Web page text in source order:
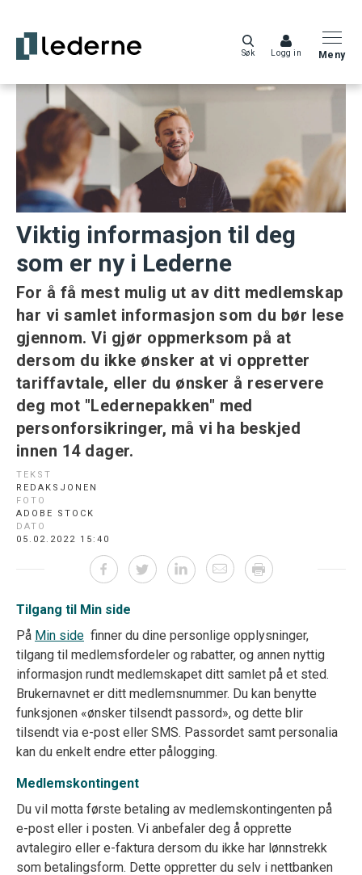
Søk Logg in Meny
Viktig informasjon til deg
som er ny i Lederne
For å få mest mulig ut av ditt medlemskap
har vi samlet informasjon som du bør lese
gjennom. Vi gjør oppmerksom på at
dersom du ikke ønsker at vi oppretter
tariffavtale, eller du ønsker å reservere
deg mot "Ledernepakken" med
personforsikringer, må vi ha beskjed
innen 14 dager.
TEKST
REDAKSJONEN
FOTO
ADOBE STOCK
DATO
05.02.2022 15:40
Tilgang til Min side
På Min side finner du dine personlige opplysninger,
tilgang til medlemsfordeler og rabatter, og annen nyttig
informasjon rundt medlemskapet ditt samlet på et sted.
Brukernavnet er ditt medlemsnummer. Du kan benytte
funksjonen «ønsker tilsendt passord», og dette blir
tilsendt via e-post eller SMS. Passordet samt personalia
kan du enkelt endre etter pålogging.
Medlemskontingent
Du vil motta første betaling av medlemskontingenten på
e-post eller i posten. Vi anbefaler deg å opprette
avtalegiro eller e-faktura dersom du ikke har lønnstrekk
som betalingsform. Dette oppretter du selv i nettbanken